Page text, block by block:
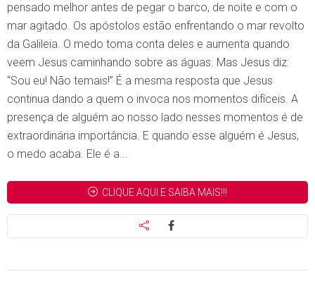
pensado melhor antes de pegar o barco, de noite e com o
mar agitado. Os apóstolos estão enfrentando o mar revolto
da Galileia. O medo toma conta deles e aumenta quando
veem Jesus caminhando sobre as águas. Mas Jesus diz:
“Sou eu! Não temais!” É a mesma resposta que Jesus
continua dando a quem o invoca nos momentos difíceis. A
presença de alguém ao nosso lado nesses momentos é de
extraordinária importância. E quando esse alguém é Jesus,
o medo acaba. Ele é a...
CLIQUE AQUI E SAIBA MAIS!!!